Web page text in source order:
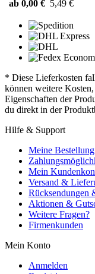
ab 0,00 € 5,49 €
* Diese Lieferkosten
können weitere
Eigenschaften der
du direkt in der
Hilfe & Support
Meine Bestellung
Mein
Versand &
Rücksendungen
Aktionen &
Weitere Fragen?
Firmenkunden
Mein Konto
Anmelden